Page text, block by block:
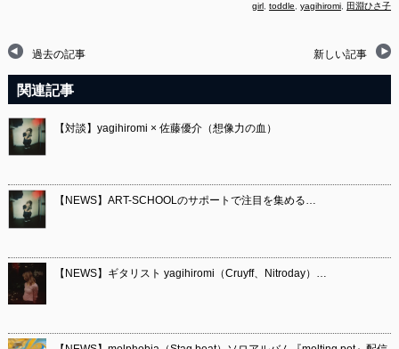
girl ,toddle,yagihiromi, 田淵ひさ子
過去の記事 新しい記事
関連記事
【対談】yagihiromi × 佐藤優介（想像力の血）
【NEWS】ART-SCHOOLのサポートで注目を集める…
【NEWS】ギタリスト yagihiromi（Cruyff、Nitroday）…